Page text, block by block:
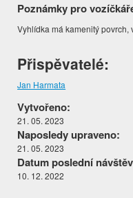
Poznámky pro
Vyhlídka má kamenitý
Přispěvatelé:
Jan Harmata
Vytvořeno:
21. 05. 2023
Naposledy upraveno:
21. 05. 2023
Datum poslední
10. 12. 2022